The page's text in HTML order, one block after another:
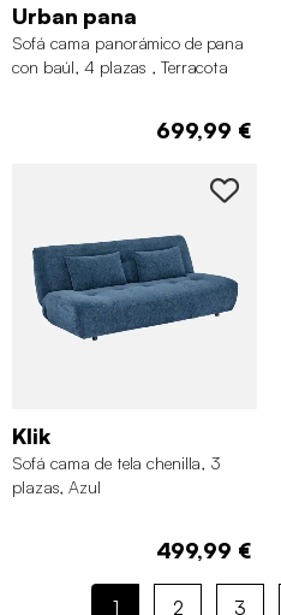
Urban pana
Sofá cama panorámico de pana
con baúl, 4 plazas , Terracota
699,99 €
Klik
Sofá cama de tela chenilla, 3
plazas, Azul
499,99 €
1 2 3